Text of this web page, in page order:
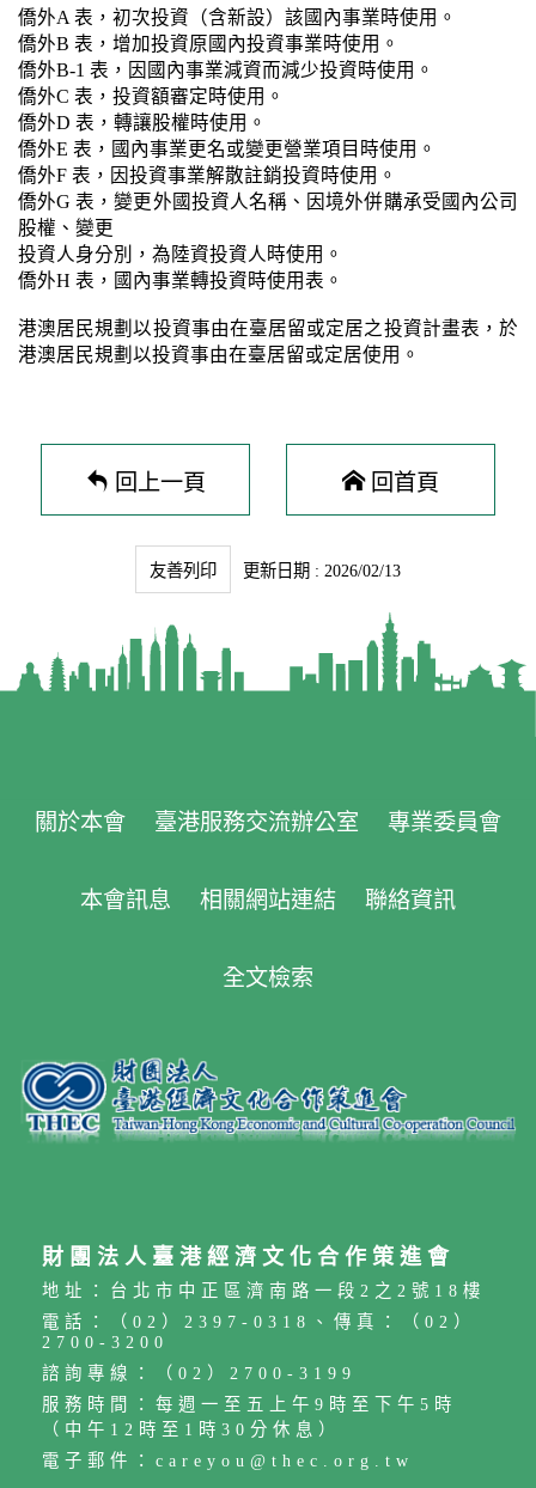
僑外A 表，初次投資（含新設）該國內事業時使用。
僑外B 表，增加投資原國內投資事業時使用。
僑外B-1 表，因國內事業減資而減少投資時使用。
僑外C 表，投資額審定時使用。
僑外D 表，轉讓股權時使用。
僑外E 表，國內事業更名或變更營業項目時使用。
僑外F 表，因投資事業解散註銷投資時使用。
僑外G 表，變更外國投資人名稱、因境外併購承受國內公司
股權、變更
投資人身分別，為陸資投資人時使用。
僑外H 表，國內事業轉投資時使用表。
港澳居民規劃以投資事由在臺居留或定居之投資計畫表，於
港澳居民規劃以投資事由在臺居留或定居使用。
回上一頁 回首頁
友善列印 更新日期 : 2026/02/13
關於本會 臺港服務交流辦公室 專業委員會
本會訊息 相關網站連結 聯絡資訊
全文檢索
財團法人臺港經濟文化合作策進會
地址：台北市中正區濟南路一段2之2號18樓
電話：（02）2397-0318、傳真：（02）
2700-3200
諮詢專線：（02）2700-3199
服務時間：每週一至五上午9時至下午5時
（中午12時至1時30分休息）
電子郵件：careyou@thec.org.tw